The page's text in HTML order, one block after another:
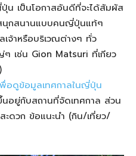
น เป็นโอกาสอันดีที่จะได้สัมผัส
นุกสนานแบบคนญี่ปุ่นแท้ๆ
จ้าหรือบริเวณต่างๆ ทั่ว
ๆ เช่น Gion Matsuri ที่เกียว
อดูข้อมูลเทศกาลในญี่ปุ่น
นอยู่กับสถานที่จัดเทศกาล ส่วน
ะดวก ข้อแนะนำ (กิน/เที่ยว/